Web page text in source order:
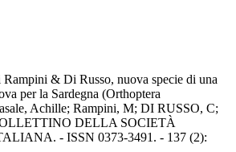
& Di Russo, nuova specie di una
per la Sardegna (Orthoptera
Achille; Rampini, M; DI RUSSO, C;
DELLA SOCIETÀ
- ISSN 0373-3491. - 137 (2):